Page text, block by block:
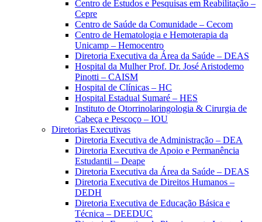
Centro de Estudos e Pesquisas em Reabilitação –
Cepre
Centro de Saúde da Comunidade – Cecom
Centro de Hematologia e Hemoterapia da
Unicamp – Hemocentro
Diretoria Executiva da Área da Saúde – DEAS
Hospital da Mulher Prof. Dr. José Aristodemo
Pinotti – CAISM
Hospital de Clínicas – HC
Hospital Estadual Sumaré – HES
Instituto de Otorrinolaringologia & Cirurgia de
Cabeça e Pescoço – IOU
Diretorias Executivas
Diretoria Executiva de Administração – DEA
Diretoria Executiva de Apoio e Permanência
Estudantil – Deape
Diretoria Executiva da Área da Saúde – DEAS
Diretoria Executiva de Direitos Humanos –
DEDH
Diretoria Executiva de Educação Básica e
Técnica – DEEDUC